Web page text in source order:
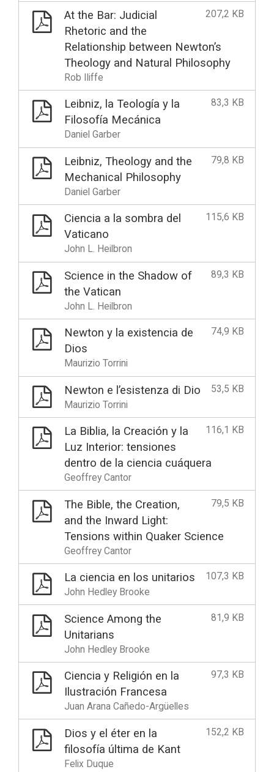
207,2 KB
At the Bar: Judicial
Rhetoric and the
Relationship between Newton’s
Theology and Natural Philosophy
Rob Iliffe
83,3 KB
Leibniz, la Teología y la
Filosofía Mecánica
Daniel Garber
79,8 KB
Leibniz, Theology and the
Mechanical Philosophy
Daniel Garber
115,6 KB
Ciencia a la sombra del
Vaticano
John L. Heilbron
89,3 KB
Science in the Shadow of
the Vatican
John L. Heilbron
74,9 KB
Newton y la existencia de
Dios
Maurizio Torrini
53,5 KB
Newton e l’esistenza di Dio
Maurizio Torrini
116,1 KB
La Biblia, la Creación y la
Luz Interior: tensiones
dentro de la ciencia cuáquera
Geoffrey Cantor
79,5 KB
The Bible, the Creation,
and the Inward Light:
Tensions within Quaker Science
Geoffrey Cantor
107,3 KB
La ciencia en los unitarios
John Hedley Brooke
81,9 KB
Science Among the
Unitarians
John Hedley Brooke
97,3 KB
Ciencia y Religión en la
Ilustración Francesa
Juan Arana Cañedo-Argüelles
152,2 KB
Dios y el éter en la
filosofía última de Kant
Felix Duque